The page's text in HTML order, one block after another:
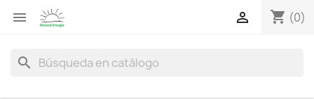
 shopping_cart (0)

search